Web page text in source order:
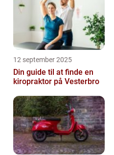
12 september 2025
Din guide til at finde en
kiropraktor på Vesterbro